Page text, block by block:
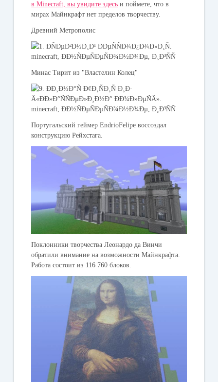
в Minecraft, вы увидите здесь и поймете, что в
мирах Майнкрафт нет пределов творчеству.
Древний Метрополис
Минас Тирит из "Властелин Колец"
Португальский геймер EndrioFelipe воссоздал
конструкцию Рейхстага.
Поклонники творчества Леонардо да Винчи
обратили внимание на возможности Майнкрафта.
Работа состоит из 116 760 блоков.